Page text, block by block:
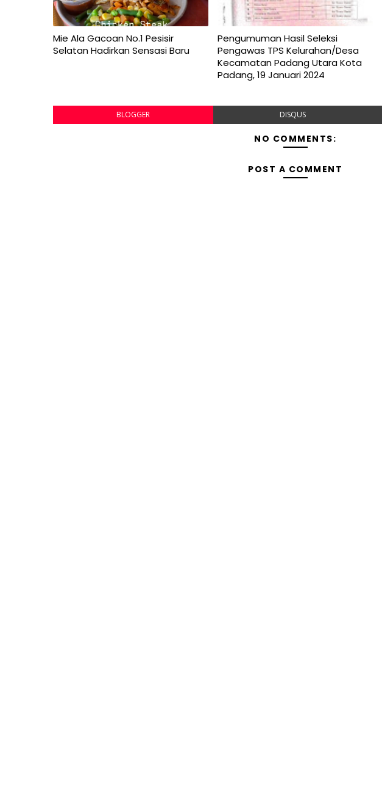
Mie Ala Gacoan No.1 Pesisir
Selatan Hadirkan Sensasi Baru
Pengumuman Hasil Seleksi
Pengawas TPS Kelurahan/Desa
Kecamatan Padang Utara Kota
Padang, 19 Januari 2024
BLOGGER DISQUS
NO COMMENTS:
POST A COMMENT